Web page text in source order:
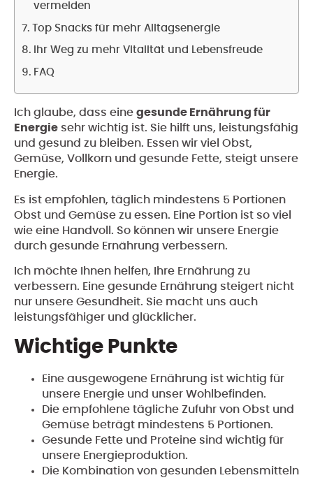
vermeiden
Top Snacks für mehr Alltagsenergie
Ihr Weg zu mehr Vitalität und Lebensfreude
FAQ
Ich glaube, dass eine gesunde Ernährung für
Energie sehr wichtig ist. Sie hilft uns, leistungsfähig
und gesund zu bleiben. Essen wir viel Obst,
Gemüse, Vollkorn und gesunde Fette, steigt unsere
Energie.
Es ist empfohlen, täglich mindestens 5 Portionen
Obst und Gemüse zu essen. Eine Portion ist so viel
wie eine Handvoll. So können wir unsere Energie
durch gesunde Ernährung verbessern.
Ich möchte Ihnen helfen, Ihre Ernährung zu
verbessern. Eine gesunde Ernährung steigert nicht
nur unsere Gesundheit. Sie macht uns auch
leistungsfähiger und glücklicher.
Wichtige Punkte
Eine ausgewogene Ernährung ist wichtig für
unsere Energie und unser Wohlbefinden.
Die empfohlene tägliche Zufuhr von Obst und
Gemüse beträgt mindestens 5 Portionen.
Gesunde Fette und Proteine sind wichtig für
unsere Energieproduktion.
Die Kombination von gesunden Lebensmitteln